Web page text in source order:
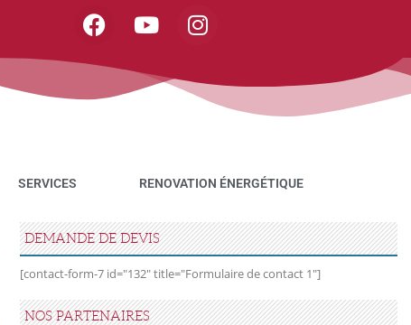
SERVICES RENOVATION ÉNERGÉTIQUE
Older
posts
Newer
posts
DEMANDE DE DEVIS
[contact-form-7 id="132" title="Formulaire de contact 1"]
NOS PARTENAIRES